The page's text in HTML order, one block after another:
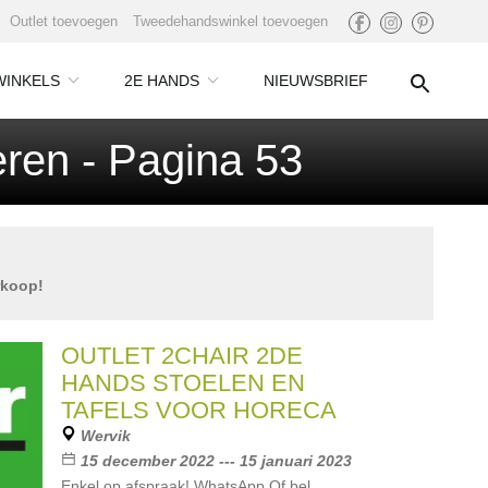
Outlet toevoegen Tweedehandswinkel toevoegen
2E HANDS NIEUWSBRIEF
- Pagina 53
OUTLET 2CHAIR 2DE
HANDS STOELEN EN
TAFELS VOOR HORECA
Wervik
15 december 2022 --- 15 januari 2023